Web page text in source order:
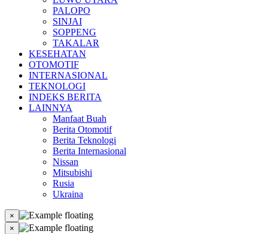
PALOPO
SINJAI
SOPPENG
TAKALAR
KESEHATAN
OTOMOTIF
INTERNASIONAL
TEKNOLOGI
INDEKS BERITA
LAINNYA
Manfaat Buah
Berita Otomotif
Berita Teknologi
Berita Internasional
Nissan
Mitsubishi
Rusia
Ukraina
×
×